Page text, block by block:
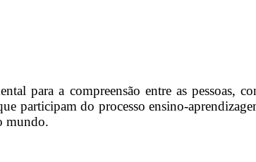
para a compreensão entre as pessoas,
participam do processo ensino-
mundo.